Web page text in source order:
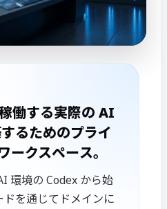
働する実際の AI
るためのプライ
クスペース。
環境の Codex から始
を通じてドメインに